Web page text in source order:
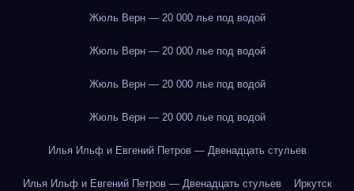
Жюль Верн — 20 000 лье под водой
Жюль Верн — 20 000 лье под водой
Жюль Верн — 20 000 лье под водой
Жюль Верн — 20 000 лье под водой
Илья Ильф и Евгений Петров — Двенадцать стульев
Илья Ильф и Евгений Петров — Двенадцать стульев Иркутск